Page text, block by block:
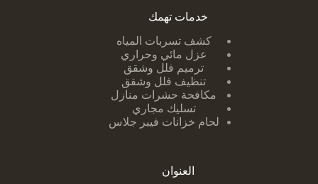
خدمات تهمك
كشف تسربات ا لمياه
عزل مائي وحراري
ترميم فلل وشقق
تنظيف فلل وشقق
مكافحة حشرات منازل
تسليك مجاري
لحام خزانات فيبر جلاس
العنوان